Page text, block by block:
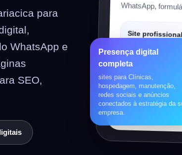
para
WhatsApp e
SEO,
WhatsApp,
Site profissional
Institucional,
preparado para SEO.
Loja virtual
WooCommerce,
pagamentos, frete e
Presença digital
completa
sites para Clínicas,
hospedagem, manutenção,
redes sociais e anúncios
conectados à estratégia da
empresa.